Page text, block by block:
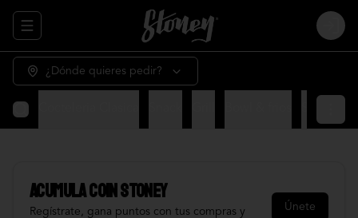
Abrir menu de navegación Login
¿Dónde quieres pedir?
AcumulaCOIN STONEY
Regístrate, gana puntos con tus compras y
Únete